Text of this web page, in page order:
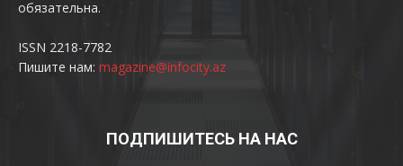
обязательна.
ISSN 2218-7782
Пишите нам: magazine@infocity.az
ПОДПИШИТЕСЬ НА НАС